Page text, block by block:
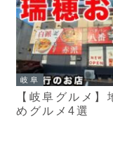
岐阜
【岐阜グルメ
めグルメ4選